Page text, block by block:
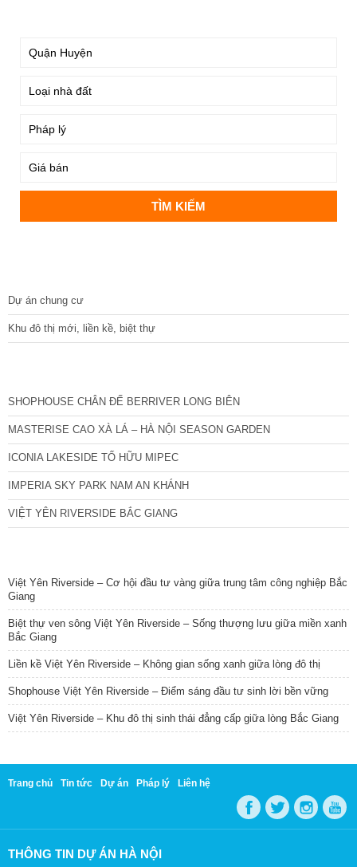
Dự án chung cư
Khu đô thị mới, liền kề, biệt thự
SHOPHOUSE CHÂN ĐẾ BERRIVER LONG BIÊN
MASTERISE CAO XÀ LÁ – HÀ NỘI SEASON GARDEN
ICONIA LAKESIDE TỐ HỮU MIPEC
IMPERIA SKY PARK NAM AN KHÁNH
VIỆT YÊN RIVERSIDE BẮC GIANG
Việt Yên Riverside – Cơ hội đầu tư vàng giữa trung tâm công nghiệp Bắc
Giang
Biệt thự ven sông Việt Yên Riverside – Sống thượng lưu giữa miền xanh
Bắc Giang
Liền kề Việt Yên Riverside – Không gian sống xanh giữa lòng đô thị
Shophouse Việt Yên Riverside – Điểm sáng đầu tư sinh lời bền vững
Việt Yên Riverside – Khu đô thị sinh thái đẳng cấp giữa lòng Bắc Giang
Trang chủ Tin tức Dự án Pháp lý Liên hệ
THÔNG TIN DỰ ÁN HÀ NỘI